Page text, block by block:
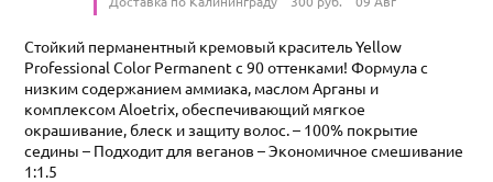
Стойкий перманентный кремовый краситель Yellow
Professional Color Permanent с 90 оттенками! Формула с
низким содержанием аммиака, маслом Арганы и
комплексом Aloetrix, обеспечивающий мягкое
окрашивание, блеск и защиту волос. – 100% покрытие
седины – Подходит для веганов – Экономичное смешивание
1:1.5